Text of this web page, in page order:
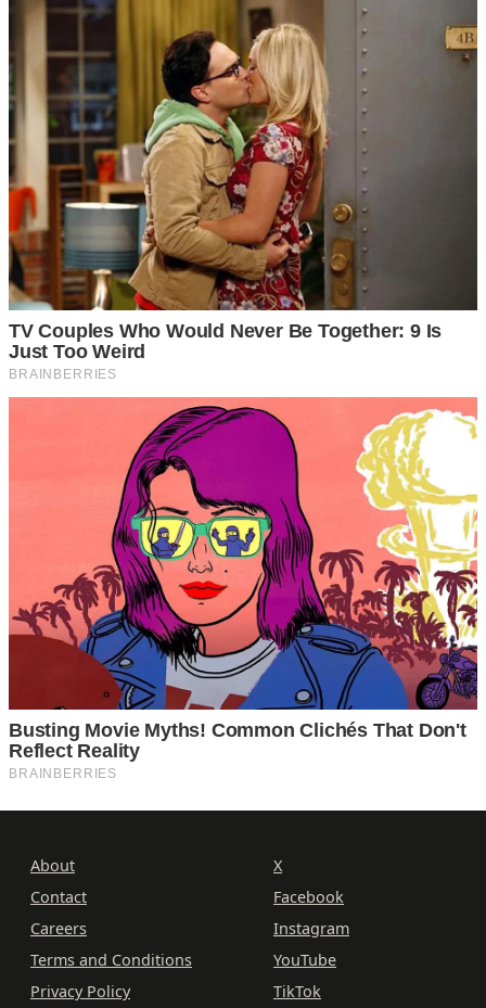
About
Contact
Careers
Terms and Conditions
Privacy Policy
X
Facebook
Instagram
YouTube
TikTok